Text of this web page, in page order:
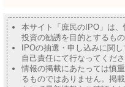
本サイト「庶民のIPO」は
投資の勧誘を目的とするもの
IPOの抽選・申し込みに関
自己責任にて行なってくださ
情報の掲載にあたっては慎
るものではありません。掲